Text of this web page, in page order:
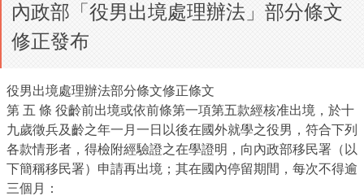
內政部「役男出境處理辦法」部分條文
修正發布
役男出境處理辦法部分條文修正條文
第 五 條 役齡前出境或依前條第一項第五款經核准出境，於十
九歲徵兵及齡之年一月一日以後在國外就學之役男，符合下列
各款情形者，得檢附經驗證之在學證明，向內政部移民署（以
下簡稱移民署）申請再出境；其在國內停留期間，每次不得逾
三個月：